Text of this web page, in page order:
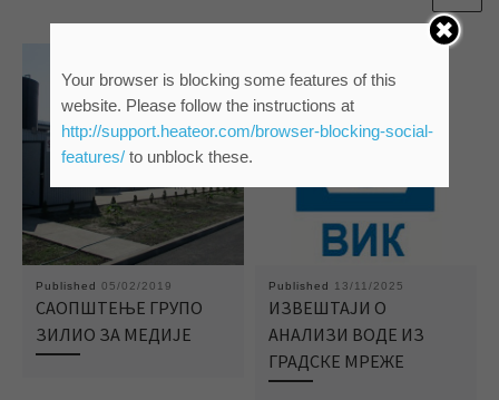
Published 05/02/2019
САОПШТЕЊЕ ГРУПО
ЗИЛИО ЗА МЕДИЈЕ
Published 13/11/2025
ИЗВЕШТАЈИ О
АНАЛИЗИ ВОДЕ ИЗ
ГРАДСКЕ МРЕЖЕ
Your browser is blocking some features of this
website. Please follow the instructions at
http://support.heateor.com/browser-blocking-social-
features/to unblock these.